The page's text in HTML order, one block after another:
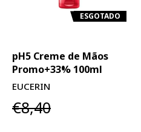
ESGOTADO
pH5 Creme de Mãos
Promo+33% 100ml
EUCERIN
€8,40